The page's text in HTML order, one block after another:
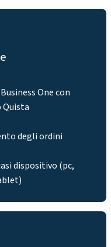
One con
Quista
degli ordini
dispositivo (pc,